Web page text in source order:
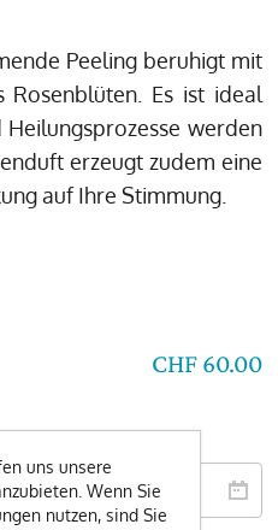
Peeling beruhigt mit
Es ist ideal
werden
erzeugt zudem eine
auf Ihre Stimmung.
CHF 60.00
uns unsere
Wenn Sie
nutzen, sind Sie